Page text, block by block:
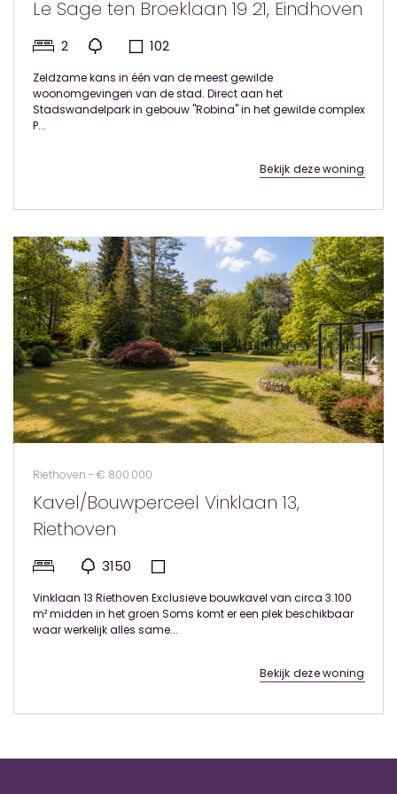
Le Sage ten Broeklaan 19 21, Eindhoven
2 102
Zeldzame kans in één van de meest gewilde
woonomgevingen van de stad. Direct aan het
Stadswandelpark in gebouw "Robina" in het gewilde complex
P...
Bekijk deze woning
Riethoven - € 800.000
Kavel/Bouwperceel Vinklaan 13,
Riethoven
3150
Vinklaan 13 Riethoven Exclusieve bouwkavel van circa 3.100
m² midden in het groen Soms komt er een plek beschikbaar
waar werkelijk alles same...
Bekijk deze woning